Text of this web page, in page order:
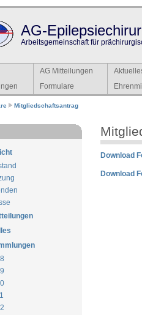
AG-
Arbeitsgemeinschaft für
AG Mitteilungen
Formulare
Mitgliedschaftsantrag
Download
Download